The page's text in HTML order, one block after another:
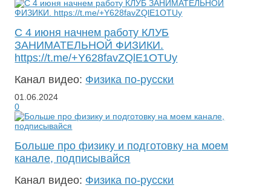
С 4 июня начнем работу КЛУБ
ЗАНИМАТЕЛЬНОЙ ФИЗИКИ.
https://t.me/+Y628favZQlE1OTUy
Канал видео: Физика по-русски
01.06.2024
0
Больше про физику и подготовку на моем
канале, подписывайся
Канал видео: Физика по-русски